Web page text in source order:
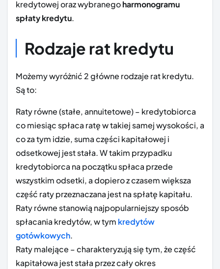
kredytowej oraz wybranegoharmonogramu
spłaty kredytu.
Rodzaje rat kredytu
Możemy wyróżnić 2 główne rodzaje rat kredytu.
Są to:
Raty równe (stałe, annuitetowe) – kredytobiorca
co miesiąc spłaca ratę w takiej samej wysokości, a
co za tym idzie, suma części kapitałowej i
odsetkowej jest stała. W takim przypadku
kredytobiorca na początku spłaca przede
wszystkim odsetki, a dopiero z czasem większa
część raty przeznaczana jest na spłatę kapitału.
Raty równe stanowią najpopularniejszy sposób
spłacania kredytów, w tym kredytów
gotówkowych.
Raty malejące – charakteryzują się tym, że część
kapitałowa jest stała przez cały okres